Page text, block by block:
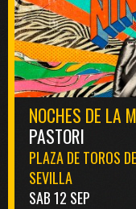
NOCHES DE LA
PASTORI
PLAZA DE TOROS
SEVILLA
SAB 12 SEP